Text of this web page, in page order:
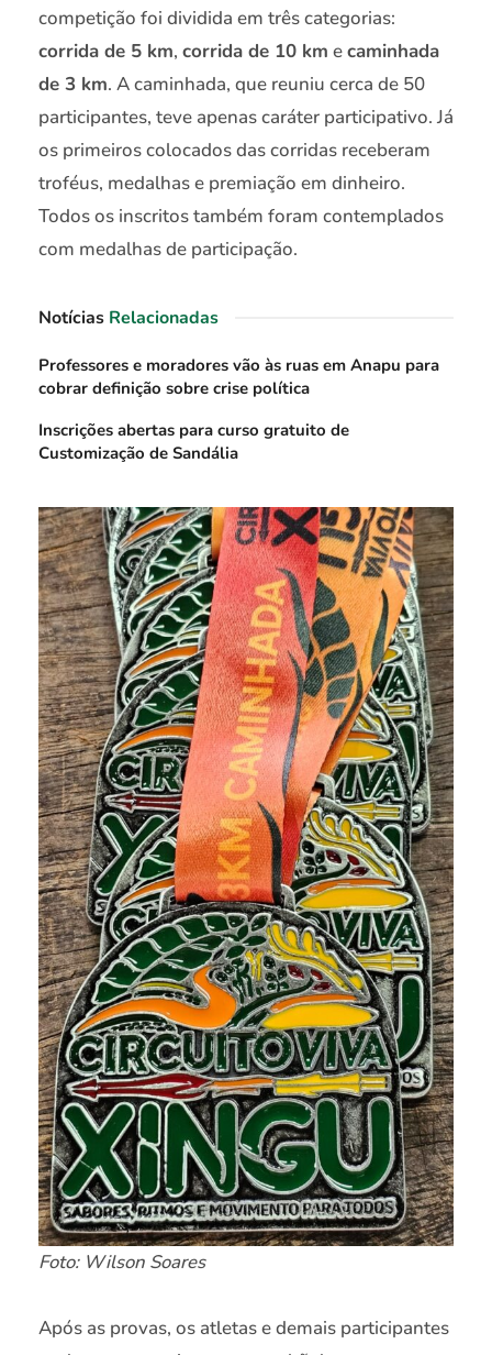
competição foi dividida em três categorias:
corrida de 5 km, corrida de 10 km ecaminhada
de 3 km. A caminhada, que reuniu cerca de 50
participantes, teve apenas caráter participativo. Já
os primeiros colocados das corridas receberam
troféus, medalhas e premiação em dinheiro.
Todos os inscritos também foram contemplados
com medalhas de participação.
Notícias Relacionadas
Professores e moradores vão às ruas em Anapu para
cobrar definição sobre crise política
Inscrições abertas para curso gratuito de
Customização de Sandália
Foto: Wilson Soares
Após as provas, os atletas e demais participantes